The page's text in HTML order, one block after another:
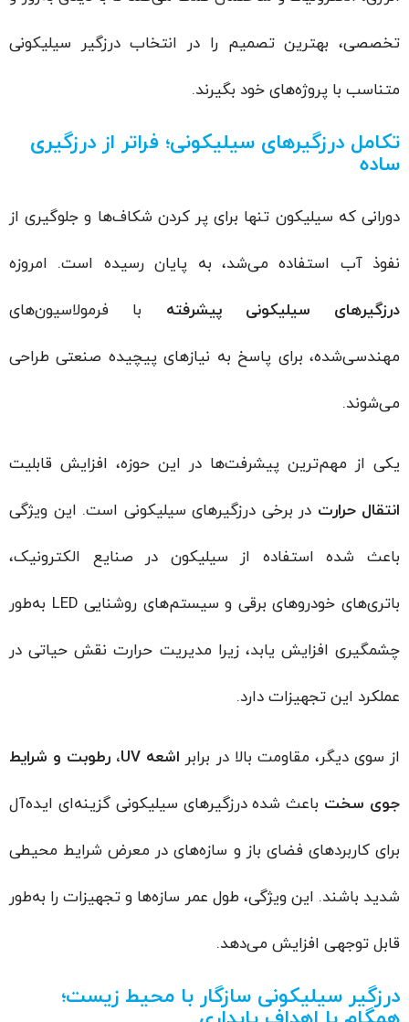
تخصصی، بهترین تصمیم را در انتخاب درزگیر سیلیکونی
متناسب با پروژه‌های خود بگیرند.
تکامل درزگیرهای سیلیکونی؛ فراتر از درزگیری
ساده
دورانی که سیلیکون تنها برای پر کردن شکاف‌ها و جلوگیری از
نفوذ آب استفاده می‌شد، به پایان رسیده است. امروزه
درزگیرهای سیلیکونی پیشرفتهبا فرمولاسیون‌های
مهندسی‌شده، برای پاسخ به نیازهای پیچیده صنعتی طراحی
می‌شوند.
یکی از مهم‌ترین پیشرفت‌ها در این حوزه، افزایش قابلیت
انتقال حرارتدر برخی درزگیرهای سیلیکونی است. این ویژگی
باعث شده استفاده از سیلیکون در صنایع الکترونیک،
باتری‌های خودروهای برقی و سیستم‌های روشنایی LED به‌طور
چشمگیری افزایش یابد، زیرا مدیریت حرارت نقش حیاتی در
عملکرد این تجهیزات دارد.
از سوی دیگر، مقاومت بالا در برابر اشعه UV، رطوبت و شرایط
جوی سختباعث شده درزگیرهای سیلیکونی گزینه‌ای ایده‌آل
برای کاربردهای فضای باز و سازه‌های در معرض شرایط محیطی
شدید باشند. این ویژگی، طول عمر سازه‌ها و تجهیزات را به‌طور
قابل توجهی افزایش می‌دهد.
درزگیر سیلیکونی سازگار با محیط زیست؛